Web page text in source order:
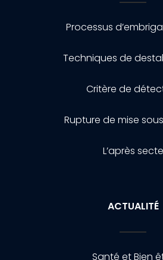
Processus
Techniques de
Critère de
Rupture de mise
L’après secte
ACTUALITÉ
Santé et Bien